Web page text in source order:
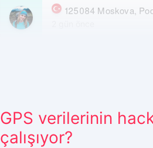
125084 Moskova,
GPS verilerinin
çalışıyor?